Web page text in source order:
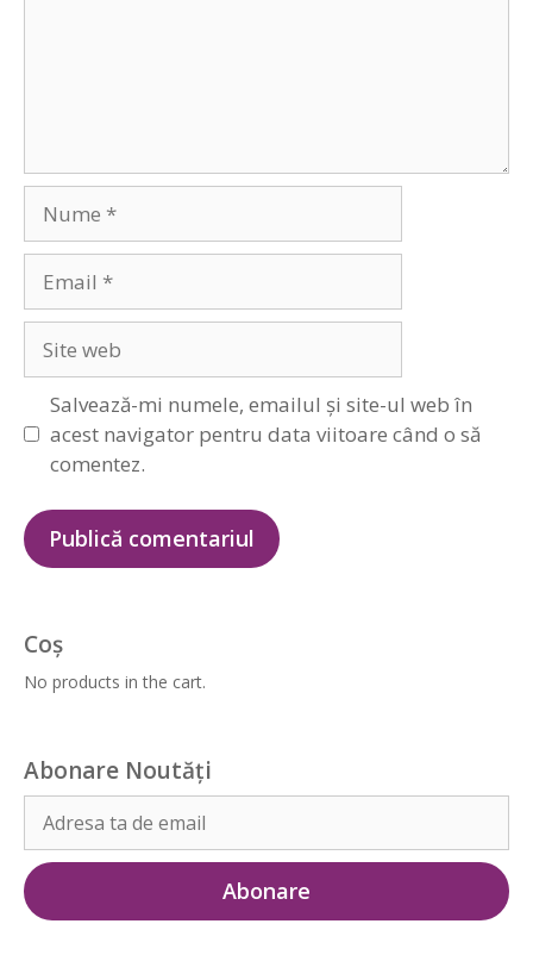
web
Salvează-mi numele, emailul și site-ul web în
acest navigator pentru data viitoare când o să
comentez.
Coș
No products in the cart.
Abonare Noutăți